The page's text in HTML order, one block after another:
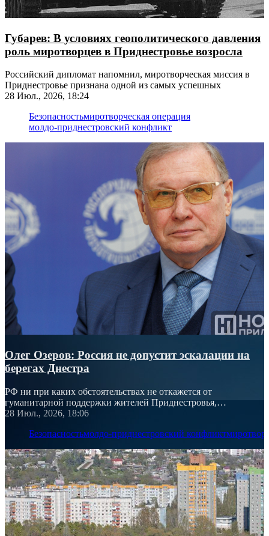
Губарев: В условиях геополитического давления
роль миротворцев в Приднестровье возросла
Российский дипломат напомнил, миротворческая миссия в
Приднестровье признана одной из самых успешных
28 Июл., 2026, 18:24
Безопасностьмиротворческая операция
молдо-приднестровский конфликт
Олег Озеров: Россия не допустит эскалации на
берегах Днестра
РФ ни при каких обстоятельствах не откажется от
гуманитарной поддержки жителей Приднестровья,
подчеркнул посол России
28 Июл., 2026, 18:06
Безопасностьмолдо-приднестровский конфликт